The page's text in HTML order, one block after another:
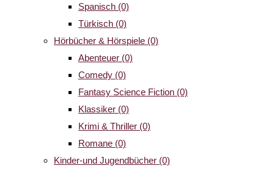
Spanisch (0)
Türkisch (0)
Hörbücher & Hörspiele (0)
Abenteuer (0)
Comedy (0)
Fantasy Science Fiction (0)
Klassiker (0)
Krimi & Thriller (0)
Romane (0)
Kinder-und Jugendbücher (0)